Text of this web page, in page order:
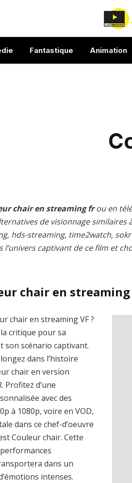
Fantastique Animation
chair en streaming frou en
de visionnage similaires
hds-streaming, time2watch,
l’univers captivant de ce film et
chair en
chair en streaming VF ?
critique pour sa
son scénario captivant.
dans l’histoire
chair en version
Profitez d’une
avec des
à 1080p, voire en VOD,
dans ce chef-d’oeuvre
Couleur chair. Cette
dans un
intenses.